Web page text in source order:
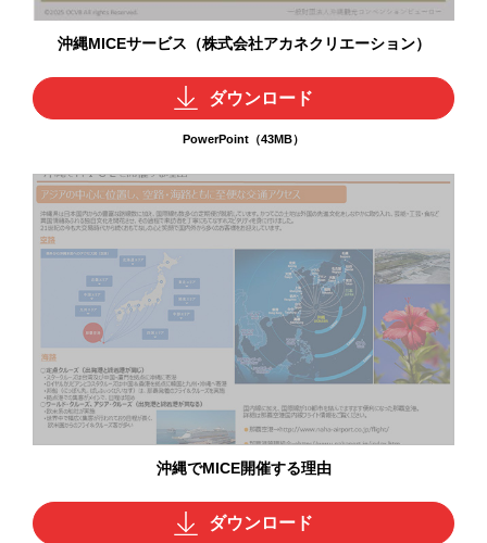
沖縄MICEサービス（株式会社アカネクリエーション）
ダウンロード
PowerPoint（43MB）
沖縄でMICE開催する理由
ダウンロード